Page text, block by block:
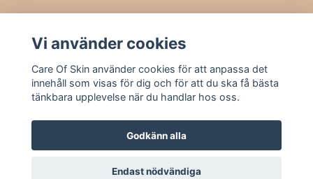
Sociala medier
© 2026 Care Of Skin
Vi använder cookies
Care Of Skin använder cookies för att anpassa det
innehåll som visas för dig och för att du ska få bästa
tänkbara upplevelse när du handlar hos oss.
Godkänn alla
Endast nödvändiga